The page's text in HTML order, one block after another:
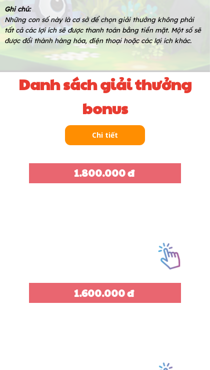
Ghi chú:
Những con số này là cơ sở để chọn giải thưởng không phải
tất cả các lợi ích sẽ được thanh toán bằng tiền mặt. Một số sẽ
được đổi thành hàng hóa, điện thoại hoặc các lợi ích khác.
Danh sách giải thưởng
bonus
1.600.000 đ
1.800.000 đ
Chi tiết